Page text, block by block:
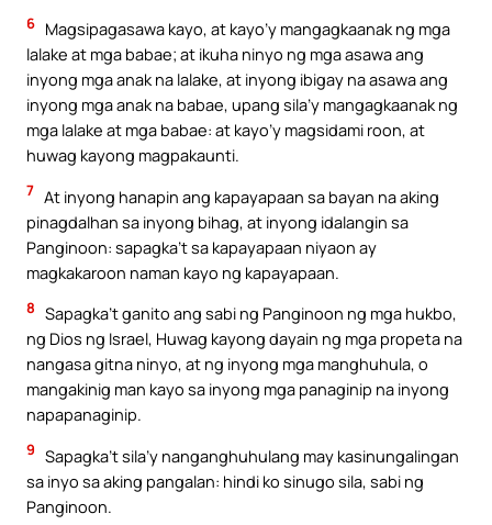
6 Magsipagasawa kayo, at kayo’y mangagkaanak ng mga
lalake at mga babae; at ikuha ninyo ng mga asawa ang
inyong mga anak na lalake, at inyong ibigay na asawa ang
inyong mga anak na babae, upang sila’y mangagkaanak ng
mga lalake at mga babae: at kayo’y magsidami roon, at
huwag kayong magpakaunti.
7 At inyong hanapin ang kapayapaan sa bayan na aking
pinagdalhan sa inyong bihag, at inyong idalangin sa
Panginoon: sapagka’t sa kapayapaan niyaon ay
magkakaroon naman kayo ng kapayapaan.
8 Sapagka’t ganito ang sabi ng Panginoon ng mga hukbo,
ng Dios ng Israel, Huwag kayong dayain ng mga propeta na
nangasa gitna ninyo, at ng inyong mga manghuhula, o
mangakinig man kayo sa inyong mga panaginip na inyong
napapanaginip.
9 Sapagka’t sila’y nanganghuhulang may kasinungalingan
sa inyo sa aking pangalan: hindi ko sinugo sila, sabi ng
Panginoon.